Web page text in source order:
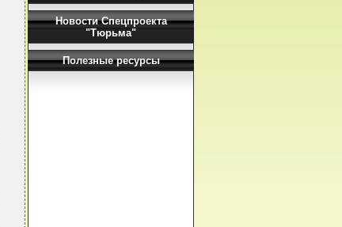
Новости Спецпроекта
"Тюрьма"
Полезные ресурсы